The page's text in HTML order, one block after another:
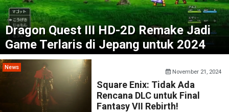
Dragon Quest III HD-2D Remake Jadi
Game Terlaris di Jepang untuk 2024
News
November 21, 2024
Square Enix: Tidak Ada
Rencana DLC untuk Final
Fantasy VII Rebirth!